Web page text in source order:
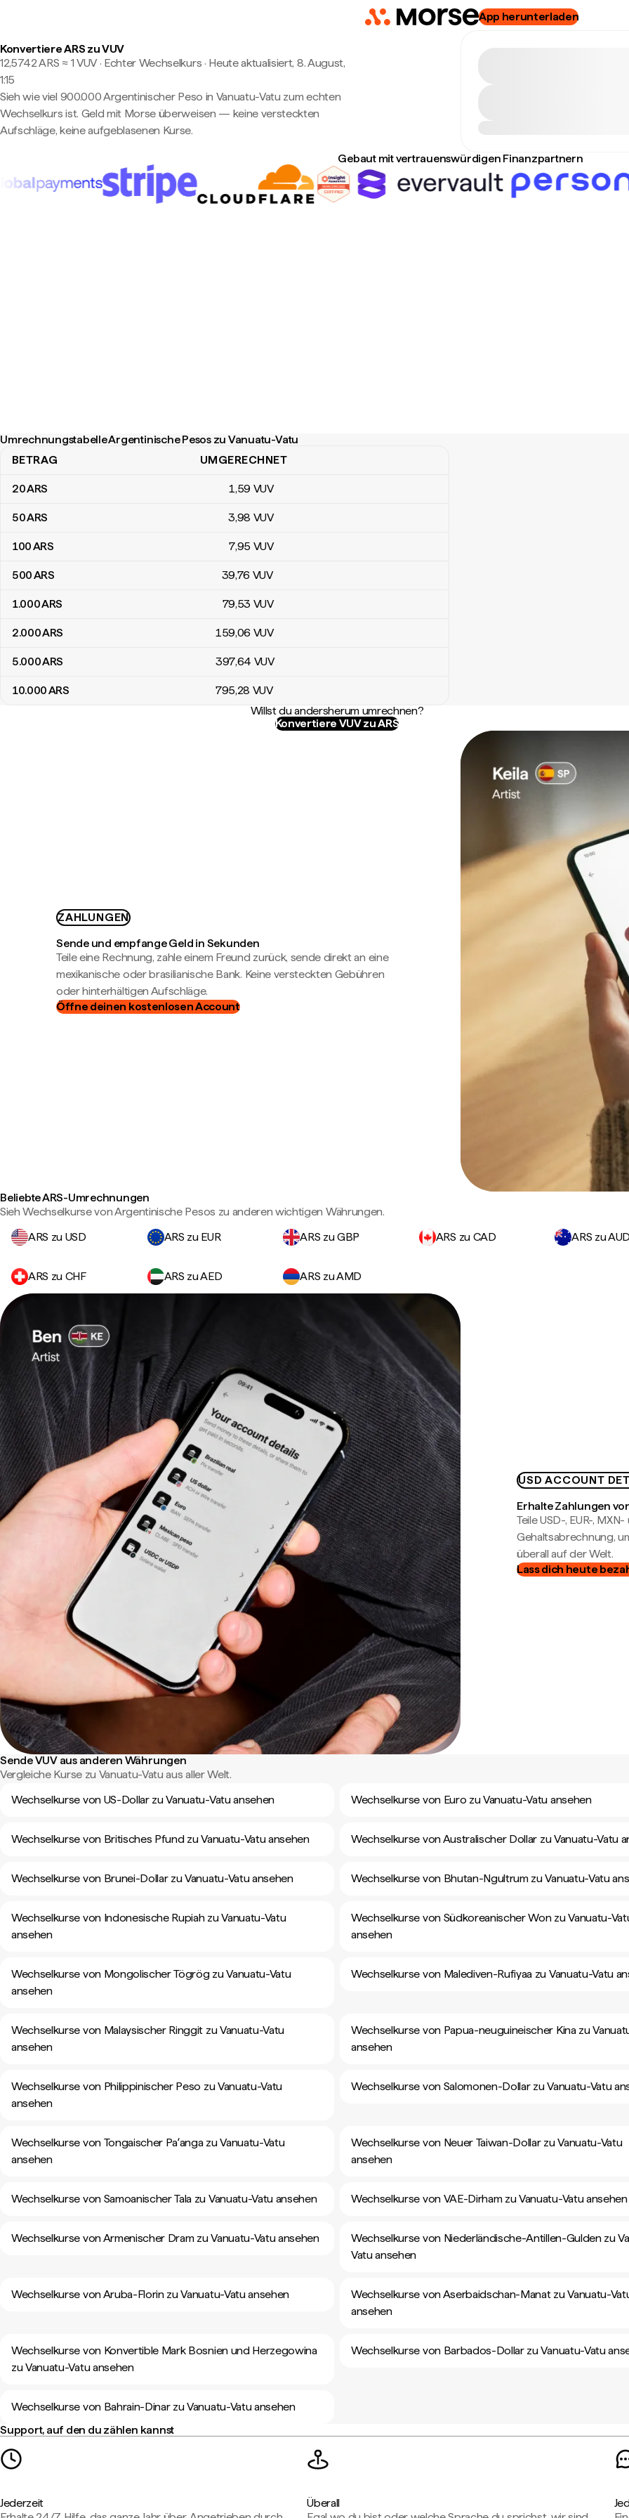
App herunterladen
Konvertiere ARS zu VUV
12,5742 ARS ≈ 1 VUV · Echter Wechselkurs · Heute aktualisiert, 8. August,
1:15
Sieh wie viel 900.000 Argentinischer Peso in Vanuatu-Vatu zum echten
Wechselkurs ist. Geld mit Morse überweisen — keine versteckten
Aufschläge, keine aufgeblasenen Kurse.
Gebaut mit vertrauenswürdigen Finanzpartnern
Umrechnungstabelle Argentinische Pesos zu Vanuatu-Vatu
Umrechnungstabelle Argentinische Pesos zu Vanuatu-Vatu
BETRAG UMGERECHNET
20ARS 1,59 VUV
50ARS 3,98 VUV
100ARS 7,95 VUV
500ARS 39,76 VUV
1.000ARS 79,53 VUV
2.000ARS 159,06 VUV
5.000ARS 397,64 VUV
10.000ARS 795,28 VUV
Willst du andersherum umrechnen?
Konvertiere VUV zu ARS
ZAHLUNGEN
Sende und empfange Geld in Sekunden
Teile eine Rechnung, zahle einem Freund zurück, sende direkt an eine
mexikanische oder brasilianische Bank. Keine versteckten Gebühren
oder hinterhältigen Aufschläge.
Öffne deinen kostenlosen Account
Beliebte ARS-Umrechnungen
Sieh Wechselkurse von Argentinische Pesos zu anderen wichtigen Währungen.
ARS zu USD
ARS zu EUR ARS zu GBP ARS zu CAD ARS zu
ARS zu CHF ARS zu AED ARS zu AMD
USD ACCOUNT
Erhalte Zahlungen
Teile USD-, EUR-,
Gehaltsabrechnung,
überall auf der Welt.
Lass dich heute
Sende VUV aus anderen Währungen
Vergleiche Kurse zu Vanuatu-Vatu aus aller Welt.
Wechselkurse von US-Dollar zu Vanuatu-Vatu ansehen
Wechselkurse von Euro zu Vanuatu-Vatu ansehen
Wechselkurse von Britisches Pfund zu Vanuatu-Vatu ansehen Wechselkurse von Australischer Dollar zu Vanuatu-Vatu
Wechselkurse von Brunei-Dollar zu Vanuatu-Vatu ansehen Wechselkurse von Bhutan-Ngultrum zu Vanuatu-Vatu
Wechselkurse von Indonesische Rupiah zu Vanuatu-Vatu
ansehen
Wechselkurse von Südkoreanischer Won zu Vanuatu-
ansehen
Wechselkurse von Mongolischer Tögrög zu Vanuatu-Vatu
ansehen
Wechselkurse von Malediven-Rufiyaa zu Vanuatu-Vatu
Wechselkurse von Malaysischer Ringgit zu Vanuatu-Vatu
ansehen
Wechselkurse von Papua-neuguineischer Kina zu
ansehen
Wechselkurse von Philippinischer Peso zu Vanuatu-Vatu
ansehen
Wechselkurse von Salomonen-Dollar zu Vanuatu-Vatu
Wechselkurse von Tongaischer Paʻanga zu Vanuatu-Vatu
ansehen
Wechselkurse von Neuer Taiwan-Dollar zu Vanuatu-Vatu
ansehen
Wechselkurse von Samoanischer Tala zu Vanuatu-Vatu ansehen Wechselkurse von VAE-Dirham zu Vanuatu-Vatu ansehen
Wechselkurse von Armenischer Dram zu Vanuatu-Vatu ansehen
Wechselkurse von Niederländische-Antillen-Gulden zu
Vatu ansehen
Wechselkurse von Aruba-Florin zu Vanuatu-Vatu ansehen
Wechselkurse von Aserbaidschan-Manat zu Vanuatu-
ansehen
Wechselkurse von Konvertible Mark Bosnien und Herzegowina
zu Vanuatu-Vatu ansehen
Wechselkurse von Barbados-Dollar zu Vanuatu-Vatu
Wechselkurse von Bahrain-Dinar zu Vanuatu-Vatu ansehen
Support, auf den du zählen kannst
Jederzeit
Überall